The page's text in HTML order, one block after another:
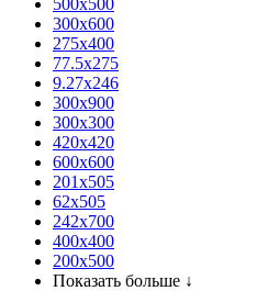
500x500
300x600
275x400
77.5х275
9.27x246
300x900
300x300
420х420
600х600
201х505
62х505
242х700
400х400
200х500
Показать больше ↓